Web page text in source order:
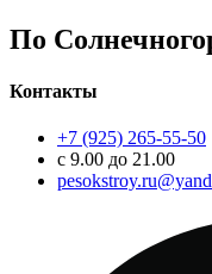
По
Контакты
+7 (925) 265-55-50
с 9.00 до 21.00